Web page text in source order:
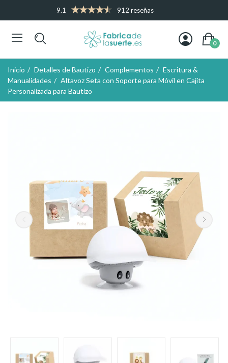
9.1 912 reseñas
0
Inicio Detalles de Bautizo Complementos
Escritura &
Manualidades
Altavoz Seta con Soporte para Móvil en Cajita
Personalizada para Bautizo